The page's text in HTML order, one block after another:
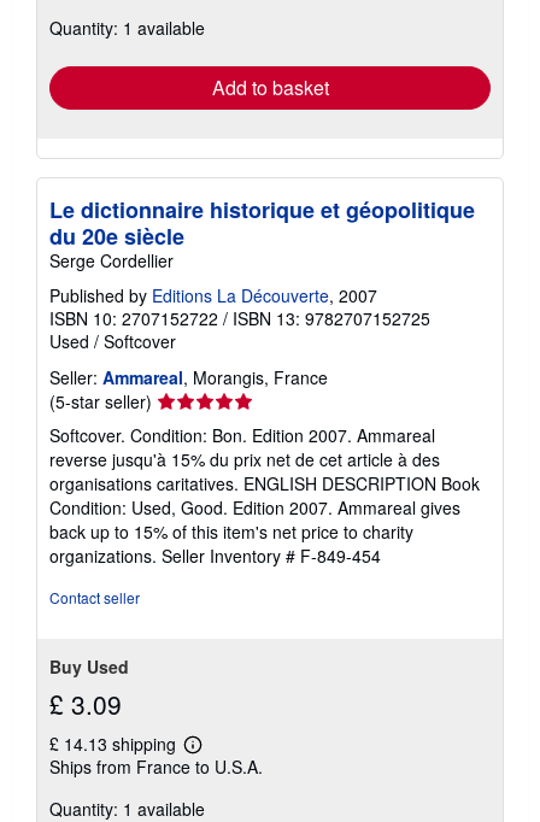
shipping
Quantity: 1 available
Add to basket
Le dictionnaire historique et géopolitique
du 20e siècle
Serge Cordellier
Published by Editions La Découverte, 2007
ISBN 10: 2707152722 / ISBN 13: 9782707152725
Used / Softcover
Seller: Ammareal, Morangis, France
(5-star seller) Seller
rating
5
out
of
5
stars
Softcover. Condition: Bon. Edition 2007. Ammareal
reverse jusqu'à 15% du prix net de cet article à des
organisations caritatives. ENGLISH DESCRIPTION Book
Condition: Used, Good. Edition 2007. Ammareal gives
back up to 15% of this item's net price to charity
organizations. Seller Inventory # F-849-454
Contact seller
Buy Used
£ 3.09
£ 14.13 shipping
Learn
more
shipping
Ships from France to U.S.A.
Quantity: 1 available